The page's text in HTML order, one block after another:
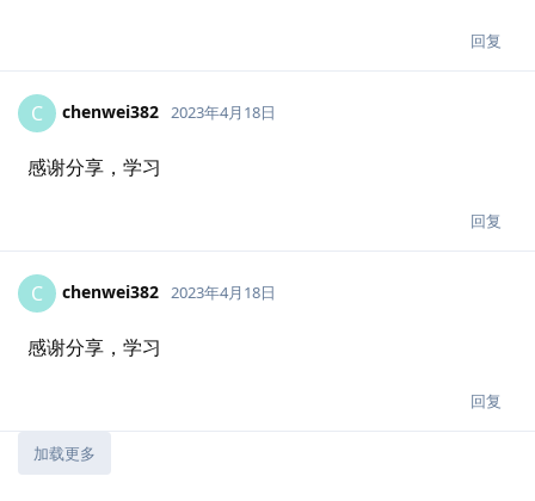
回复
C chenwei382 2023年4月18日
感谢分享，学习
回复
C chenwei382 2023年4月18日
感谢分享，学习
回复
加载更多